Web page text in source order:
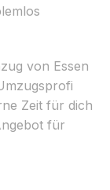
von Essen
Zeit für dich
für